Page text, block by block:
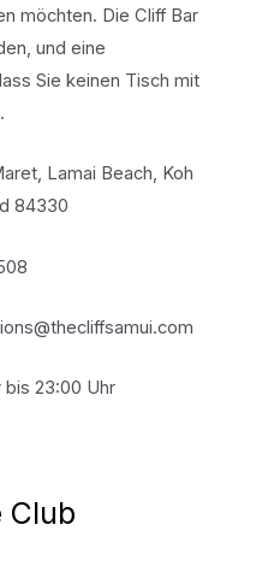
möchten. Die Cliff Bar
und eine
Sie keinen Tisch mit
Lamai Beach, Koh
84330
bis 23:00 Uhr
Club